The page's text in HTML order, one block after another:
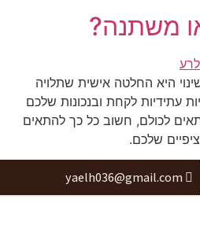
משתנה?
היא החלטה אישית שתלויה
עתידיות לקחת ובנכונות שלכם
לכולם, חשוב כל כך להתאים
שלכם.
yaelh036@gmail.com